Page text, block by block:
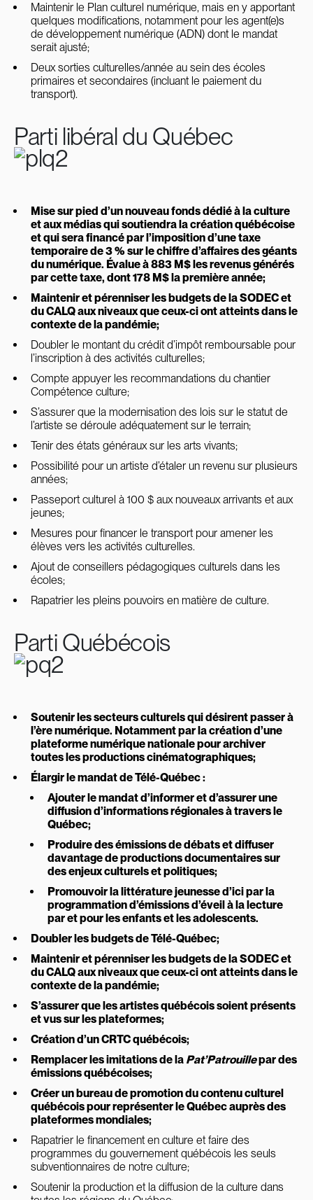
Maintenir le Plan culturel numérique, mais en y apportant
quelques modifications, notamment pour les agent(e)s
de développement numérique (ADN) dont le mandat
serait ajusté;
Deux sorties culturelles/année au sein des écoles
primaires et secondaires (incluant le paiement du
transport).
Parti libéral du Québec
Mise sur pied d’un nouveau fonds dédié à la culture
et aux médias qui soutiendra la création québécoise
et qui sera financé par l’imposition d’une taxe
temporaire de 3 % sur le chiffre d’affaires des géants
du numérique. Évalue à 883 M$ les revenus générés
par cette taxe, dont 178 M$ la première année;
Maintenir et pérenniser les budgets de la SODEC et
du CALQ aux niveaux que ceux-ci ont atteints dans le
contexte de la pandémie;
Doubler le montant du crédit d’impôt remboursable pour
l’inscription à des activités culturelles;
Compte appuyer les recommandations du chantier
Compétence culture;
S’assurer que la modernisation des lois sur le statut de
l’artiste se déroule adéquatement sur le terrain;
Tenir des états généraux sur les arts vivants;
Possibilité pour un artiste d’étaler un revenu sur plusieurs
années;
Passeport culturel à 100 $ aux nouveaux arrivants et aux
jeunes;
Mesures pour financer le transport pour amener les
élèves vers les activités culturelles.
Ajout de conseillers pédagogiques culturels dans les
écoles;
Rapatrier les pleins pouvoirs en matière de culture.
Parti Québécois
Soutenir les secteurs culturels qui désirent passer à
l’ère numérique. Notamment par la création d’une
plateforme numérique nationale pour archiver
toutes les productions cinématographiques;
Élargir le mandat de Télé-Québec :
Ajouter le mandat d’informer et d’assurer une
diffusion d’informations régionales à travers le
Québec;
Produire des émissions de débats et diffuser
davantage de productions documentaires sur
des enjeux culturels et politiques;
Promouvoir la littérature jeunesse d’ici par la
programmation d’émissions d’éveil à la lecture
par et pour les enfants et les adolescents.
Doubler les budgets de Télé-Québec;
Maintenir et pérenniser les budgets de la SODEC et
du CALQ aux niveaux que ceux-ci ont atteints dans le
contexte de la pandémie;
S’assurer que les artistes québécois soient présents
et vus sur les plateformes;
Création d’un CRTC québécois;
Remplacer les imitations de la Pat’Patrouillepar des
émissions québécoises;
Créer un bureau de promotion du contenu culturel
québécois pour représenter le Québec auprès des
plateformes mondiales;
Rapatrier le financement en culture et faire des
programmes du gouvernement québécois les seuls
subventionnaires de notre culture;
Soutenir la production et la diffusion de la culture dans